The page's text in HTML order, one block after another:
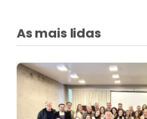
As mais lidas